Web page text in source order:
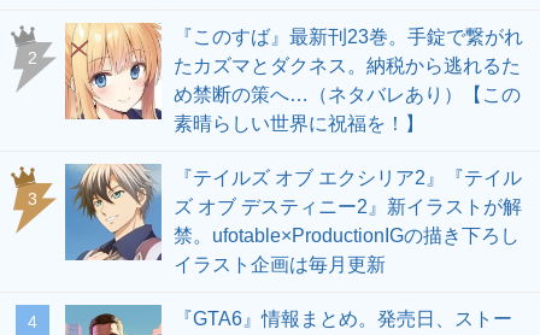
2
『このすば』最新刊23巻。手錠で繋がれ
たカズマとダクネス。納税から逃れるた
め禁断の策へ…（ネタバレあり）【この
素晴らしい世界に祝福を！】
3
『テイルズ オブ エクシリア2』『テイル
ズ オブ デスティニー2』新イラストが解
禁。ufotable×ProductionIGの描き下ろし
イラスト企画は毎月更新
4
『GTA6』情報まとめ。発売日、ストー